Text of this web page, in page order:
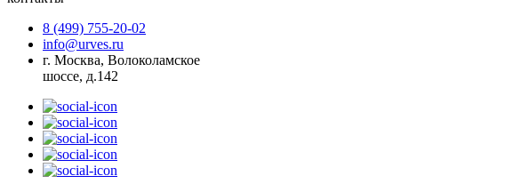
8 (499) 755-20-02
info@urves.ru
г. Москва, Волоколамское
шоссе, д.142